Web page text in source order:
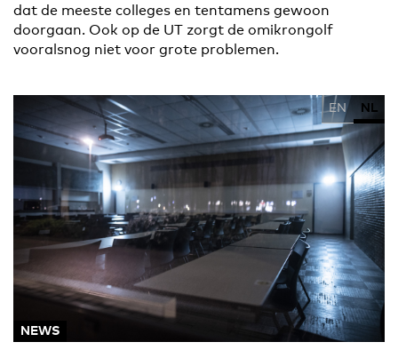
dat de meeste colleges en tentamens gewoon
doorgaan. Ook op de UT zorgt de omikrongolf
vooralsnog niet voor grote problemen.
EN NL
NEWS